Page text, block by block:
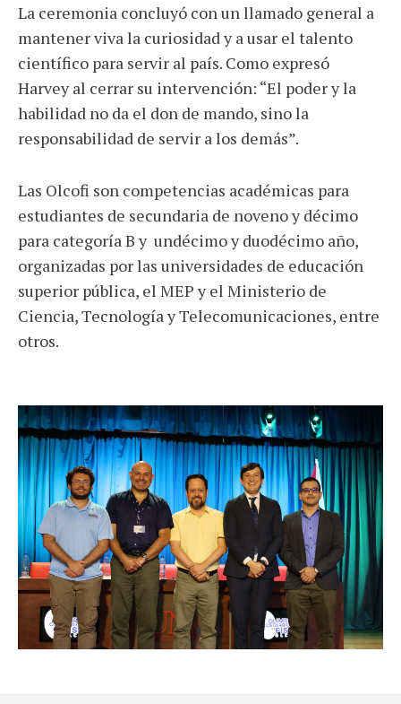
La ceremonia concluyó con un llamado general a
mantener viva la curiosidad y a usar el talento
científico para servir al país. Como expresó
Harvey al cerrar su intervención: “El poder y la
habilidad no da el don de mando, sino la
responsabilidad de servir a los demás”.
Las Olcofi son competencias académicas para
estudiantes de secundaria de noveno y décimo
para categoría B y undécimo y duodécimo año,
organizadas por las universidades de educación
superior pública, el MEP y el Ministerio de
Ciencia, Tecnología y Telecomunicaciones, entre
otros.